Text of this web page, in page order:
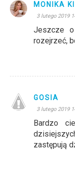
MONIKA
3 lutego 2019
Jeszcze
rozejrzeć,
GOSIA
3 lutego 2019
Bardzo
zastępują